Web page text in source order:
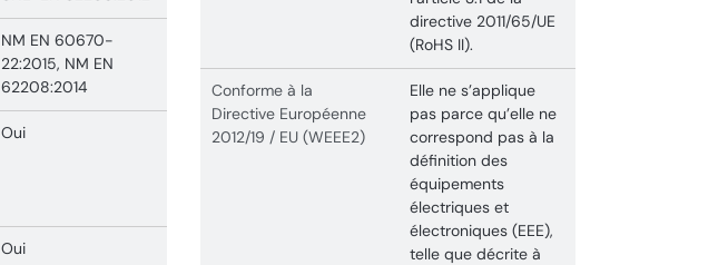
NM EN 60670-
22:2015, NM EN
62208:2014
Oui
Oui
directive 2011/65/UE
(RoHS II).
Conforme à la
Directive Européenne
2012/19 / EU (WEEE2)
Elle ne s’applique
pas parce qu’elle ne
correspond pas à la
définition des
équipements
électriques et
électroniques (EEE),
telle que décrite à